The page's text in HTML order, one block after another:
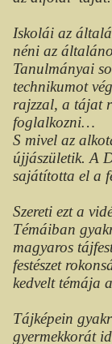
Iskolái az
néni az
Tanulmányai
technikumot
rajzzal, a tájat
foglalkozni…
S mivel az
újjászületik. A
sajátította el a
Szereti ezt a
Témáiban
magyaros
festészet
kedvelt témája
Tájképein
gyermekkorát